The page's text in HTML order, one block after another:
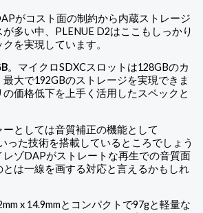
がコスト面の制約から内蔵ストレージ
多い中、PLENUE D2はここもしっかり
を実現しています。
。マイクロSDXCスロットは128GBのカ
大で192GBのストレージを実現できま
価格低下を上手く活用したスペックと
としては音質補正の機能として
った技術を搭載しているところでしょう
ゾDAPがストレートな再生での音質面
は一線を画する対応と言えるかもしれ
x 14.9mmとコンパクトで97gと軽量な